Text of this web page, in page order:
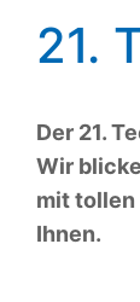
21.
Der 21.
Wir
mit tollen
Ihnen.